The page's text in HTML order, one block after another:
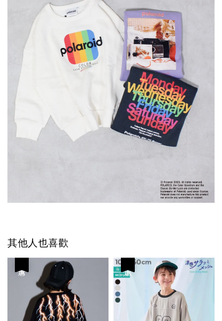
其他人也喜歡